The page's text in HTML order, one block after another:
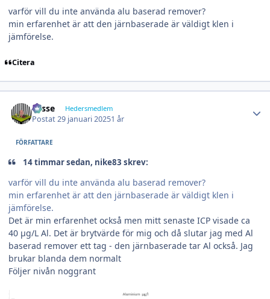
varför vill du inte använda alu baserad remover?
min erfarenhet är att den järnbaserade är väldigt klen i
jämförelse.
Citera
Lasse Hedersmedlem
Postat29 januari 20251 år
FÖRFATTARE
14 timmar sedan, nike83 skrev:
varför vill du inte använda alu baserad remover?
min erfarenhet är att den järnbaserade är väldigt klen i
jämförelse.
Det är min erfarenhet också men mitt senaste ICP visade ca
40 µg/L Al. Det är brytvärde för mig och då slutar jag med Al
baserad remover ett tag - den järnbaserade tar Al också. Jag
brukar blanda dem normalt
Följer nivån noggrant